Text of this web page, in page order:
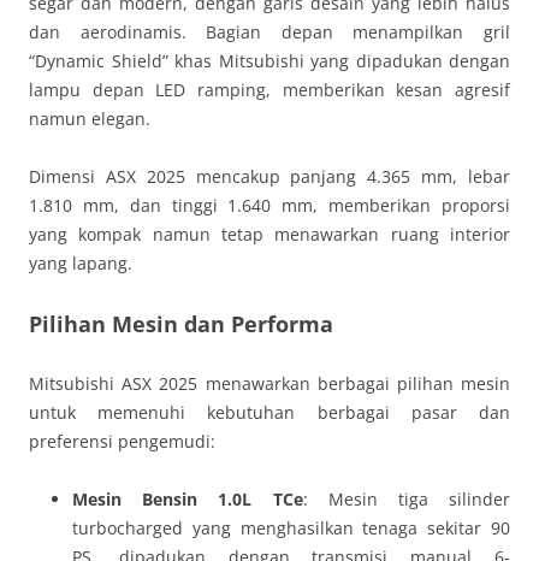
dan aerodinamis. Bagian depan menampilkan gril
“Dynamic Shield” khas Mitsubishi yang dipadukan dengan
lampu depan LED ramping, memberikan kesan agresif
namun elegan.
Dimensi ASX 2025 mencakup panjang 4.365 mm, lebar
1.810 mm, dan tinggi 1.640 mm, memberikan proporsi
yang kompak namun tetap menawarkan ruang interior
yang lapang.
Pilihan Mesin dan Performa
Mitsubishi ASX 2025 menawarkan berbagai pilihan mesin
untuk memenuhi kebutuhan berbagai pasar dan
preferensi pengemudi:
Mesin Bensin 1.0L TCe: Mesin tiga silinder
turbocharged yang menghasilkan tenaga sekitar 90